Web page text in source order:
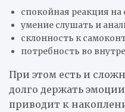
спокойная реакция
умение слушать и
склонность к
потребность во
При этом есть и
долго держать
приводит к